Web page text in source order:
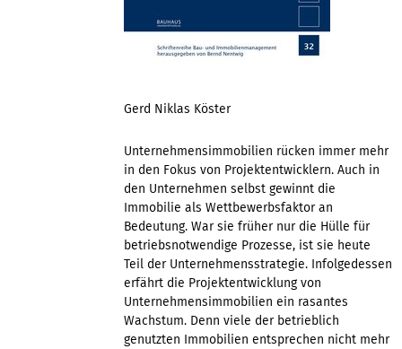
Gerd Niklas Köster
Unternehmensimmobilien rücken immer mehr
in den Fokus von Projektentwicklern. Auch in
den Unternehmen selbst gewinnt die
Immobilie als Wettbewerbsfaktor an
Bedeutung. War sie früher nur die Hülle für
betriebsnotwendige Prozesse, ist sie heute
Teil der Unternehmensstrategie. Infolgedessen
erfährt die Projektentwicklung von
Unternehmensimmobilien ein rasantes
Wachstum. Denn viele der betrieblich
genutzten Immobilien entsprechen nicht mehr